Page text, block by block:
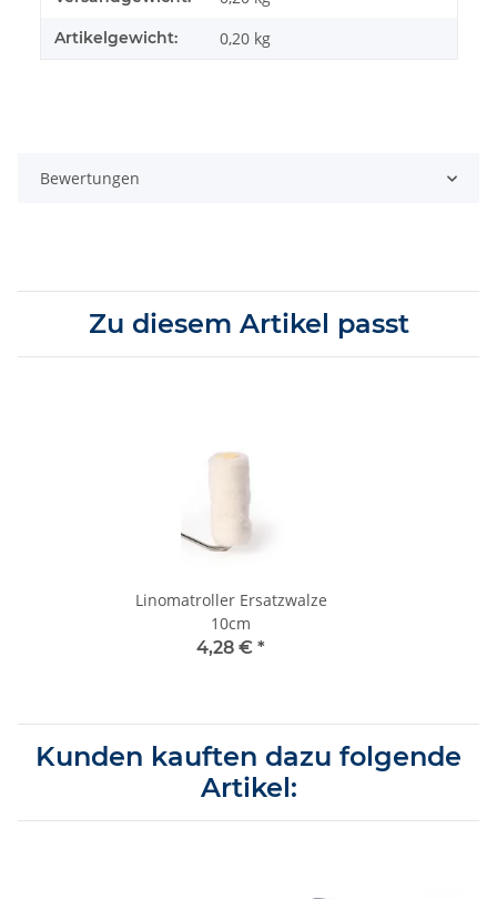
Artikelgewicht: 0,20 kg
Bewertungen
Zu diesem Artikel passt
Linomatroller Ersatzwalze
10cm
4,28 € *
Kunden kauften dazu folgende
Artikel: